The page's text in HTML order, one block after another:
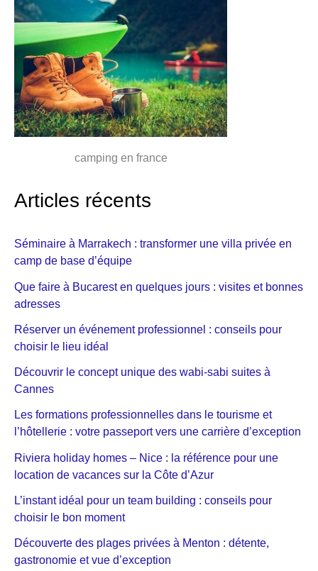
camping en france
Articles récents
Séminaire à Marrakech : transformer une villa privée en
camp de base d’équipe
Que faire à Bucarest en quelques jours : visites et bonnes
adresses
Réserver un événement professionnel : conseils pour
choisir le lieu idéal
Découvrir le concept unique des wabi-sabi suites à
Cannes
Les formations professionnelles dans le tourisme et
l’hôtellerie : votre passeport vers une carrière d’exception
Riviera holiday homes – Nice : la référence pour une
location de vacances sur la Côte d’Azur
L’instant idéal pour un team building : conseils pour
choisir le bon moment
Découverte des plages privées à Menton : détente,
gastronomie et vue d’exception